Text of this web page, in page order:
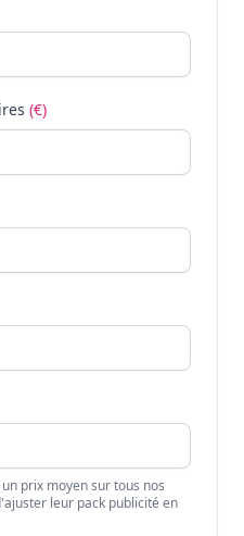
(€)
prix moyen sur tous nos
leur pack publicité en